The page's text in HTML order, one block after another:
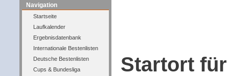
Navigation
Startseite
Laufkalender
Ergebnisdatenbank
Internationale Bestenlisten
Deutsche Bestenlisten
Cups & Bundesliga
Startort für